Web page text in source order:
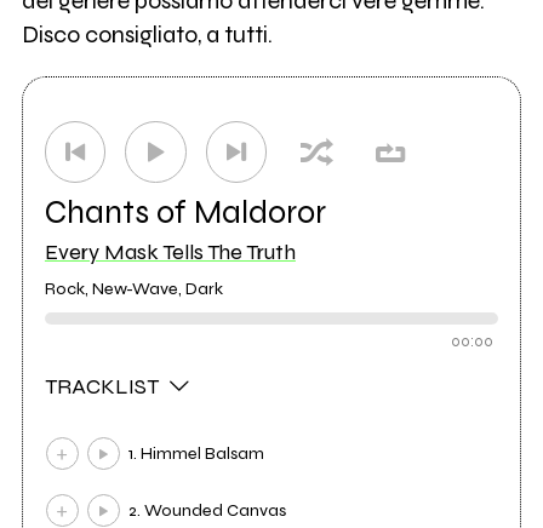
Disco consigliato, a tutti.
Chants of Maldoror
Every Mask Tells The Truth
Rock, New-Wave, Dark
00:00
TRACKLIST
1. Himmel Balsam
2. Wounded Canvas